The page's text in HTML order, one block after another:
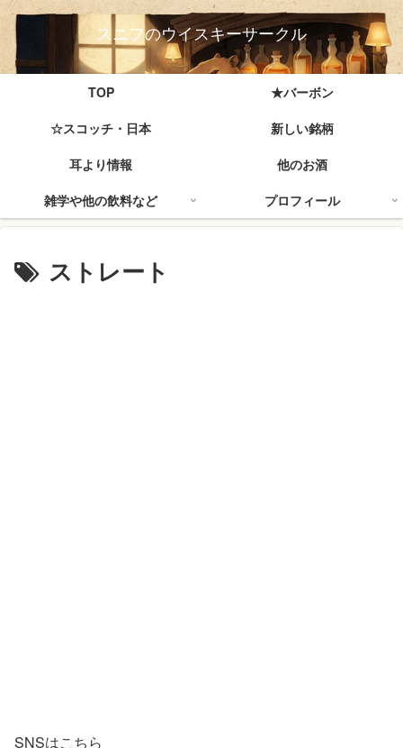
スニフのウイスキーサークル
TOP
★バーボン
☆スコッチ・日本
新しい銘柄
耳より情報
他のお酒
雑学や他の飲料など
プロフィール
ストレート
SNSはこちら